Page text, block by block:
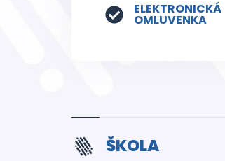
ELEKTRONICKÁ
OMLUVENKA
ŠKOLA